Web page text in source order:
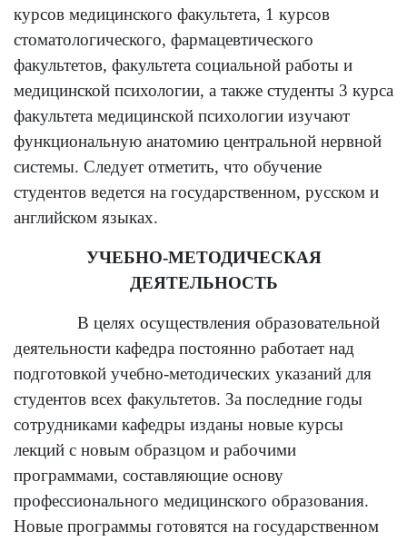
курсов медицинского факультета, 1 курсов
стоматологического, фармацевтического
факультетов, факультета социальной работы и
медицинской психологии, а также студенты 3 курса
факультета медицинской психологии изучают
функциональную анатомию центральной нервной
системы. Следует отметить, что обучение
студентов ведется на государственном, русском и
английском языках.
УЧЕБНО-МЕТОДИЧЕСКАЯ
ДЕЯТЕЛЬНОСТЬ
В целях осуществления образовательной
деятельности кафедра постоянно работает над
подготовкой учебно-методических указаний для
студентов всех факультетов. За последние годы
сотрудниками кафедры изданы новые курсы
лекций с новым образцом и рабочими
программами, составляющие основу
профессионального медицинского образования.
Новые программы готовятся на государственном